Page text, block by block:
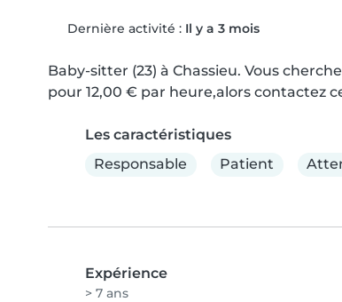
Dernière activité : Il y a 3 mois
Baby-sitter (23) à Chassieu. Vous
pour 12,00 € par heure,alors contactez
Les caractéristiques
Responsable
Patient
Expérience
> 7 ans